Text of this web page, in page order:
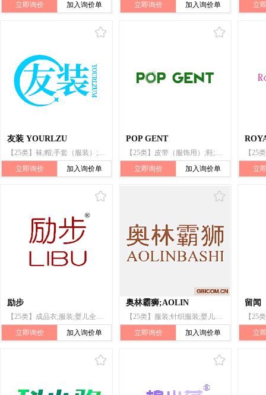
立即询价
加入询价单
立即询价
加入询价单
立
友装 YOURLZU
【25类】袜;帽;手套（服装）;鞋;童装;服装;领带;围巾;T恤衫;皮带（服饰用）
立即询价
加入询价单
POP GENT
【25类】皮带（服饰用）;鞋;服装;帽;袜;童装;T恤衫;围巾;领带;手套（服装）
立即询价
加入询价单 立
励步
【25类】成品衣;服装;婴儿全套衣;游泳衣;鞋;帽;袜;手套（服装）;领带;腰带
立即询价
加入询价单
奥林霸狮;AOLIN
【25类】服装;针织服装;婴儿全套衣;体操服;鞋;帽;袜;婚纱;领带;皮带(服饰用)
立即询价
加入询价单
留闻
立